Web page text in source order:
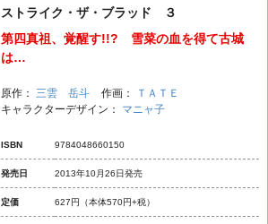
ストライク・ザ・ブラッド ３
第四真祖、覚醒す!!? 雪菜の血を得て古城
は…
原作： 三雲 岳斗 作画：
ＴＡＴＥ
キャラクターデザイン： マニャ子
ISBN 9784048660150
発売日 2013年10月26日発売
定価 627円 （本体570円+税）